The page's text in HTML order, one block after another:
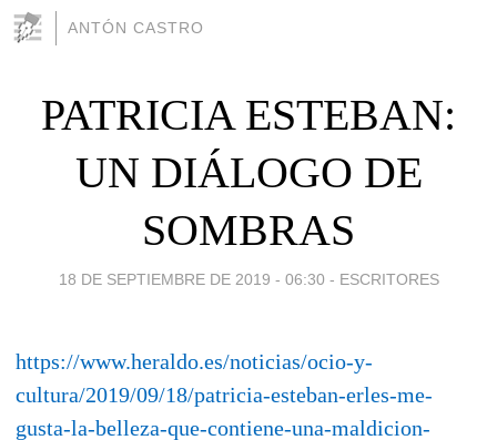
ANTÓN CASTRO
PATRICIA ESTEBAN:
UN DIÁLOGO DE
SOMBRAS
18 DE SEPTIEMBRE DE 2019 - 06:30 - ESCRITORES
https://www.heraldo.es/noticias/ocio-y-
cultura/2019/09/18/patricia-esteban-erles-me-
gusta-la-belleza-que-contiene-una-maldicion-